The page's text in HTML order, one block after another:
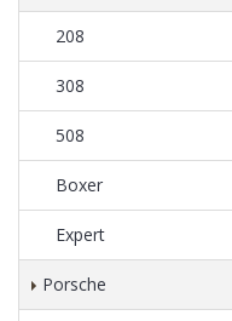
208
308
508
Boxer
Expert
Porsche